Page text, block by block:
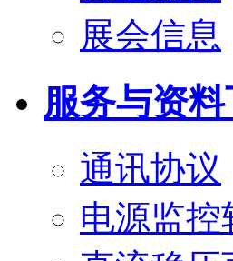
展会信息
服务与资
通讯协议
电源监控